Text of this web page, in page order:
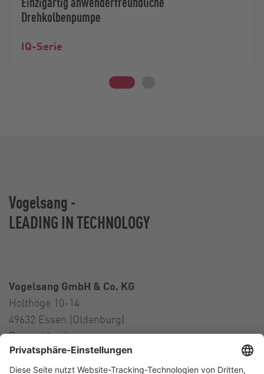
Drehkolbenpumpe
IQ-Serie
Vogelsang -
LEADING IN TECHNOLOGY
Vogelsang GmbH & Co. KG
Holthöge 10-14
49632 Essen (Oldenburg)
Deutschland
Kontakt